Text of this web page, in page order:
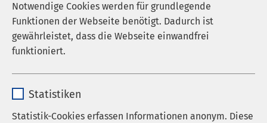
Notwendige Cookies werden für grundlegende
Funktionen der Webseite benötigt. Dadurch ist
gewährleistet, dass die Webseite einwandfrei
funktioniert.
Anbieter sgalinski
Statistiken
Statistik-Cookies erfassen Informationen anonym. Diese
07.07.2022 AMEOS Spital Einsiedeln
Marc Hofer: Neuer
Spitaldirektor des AMEOS
Spital Einsiedeln
Marc Hofer übernimmt auf 1. September